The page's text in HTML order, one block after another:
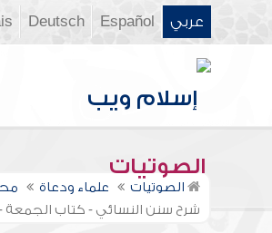
عربي Español
Deutsch
الصوتيات
الصوتيات علماء ودعاة
شرح سنن النسائي - كتاب الجمعة